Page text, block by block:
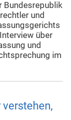
Bundesrepublik
und
über
und
im